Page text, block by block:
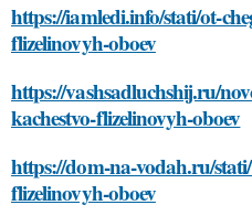
https://iamledi.info/stati/ot-
flizelinovyh-oboev
https://vashsadluchshij.ru/
kachestvo-flizelinovyh-oboev
https://dom-na-vodah.ru/
flizelinovyh-oboev